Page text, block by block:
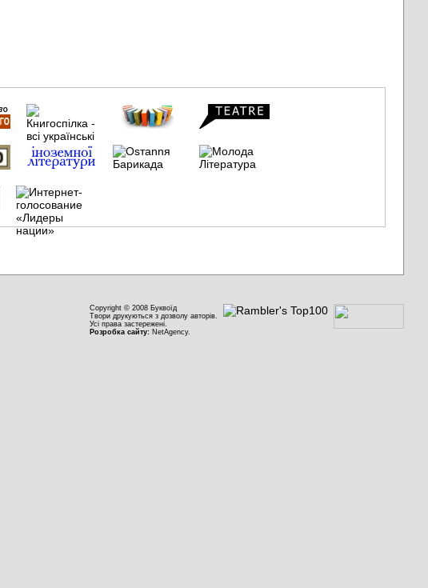
Copyright © 2008 Буквоїд
Твори друкуються з дозволу авторів.
Усі права застережені.
Розробка сайту: NetAgency.